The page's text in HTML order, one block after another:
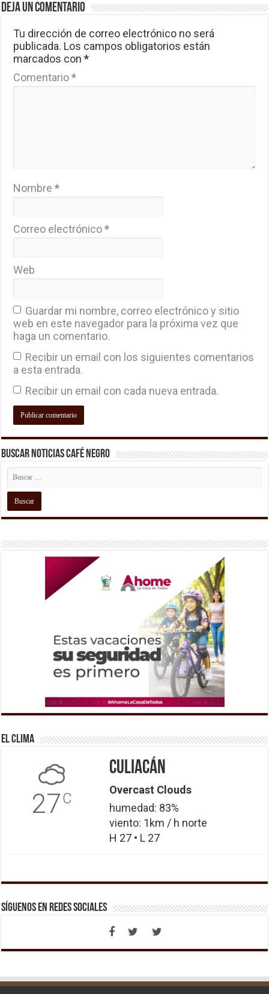
Deja un comentario
Tu dirección de correo electrónico no será
publicada. Los campos obligatorios están
marcados con*
Comentario*
Nombre*
Correo electrónico*
Web
Guardar mi nombre, correo electrónico y sitio
web en este navegador para la próxima vez que
haga un comentario.
Recibir un email con los siguientes comentarios
a esta entrada.
Recibir un email con cada nueva entrada.
Buscar Noticias Café Negro
El Clima
27C
Culiacán
Overcast Clouds
humedad: 83%
viento: 1km / h norte
H 27 • L 27
Síguenos en Redes Sociales